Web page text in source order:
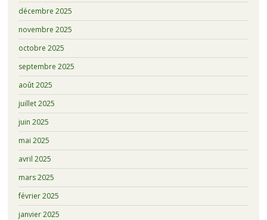
décembre 2025
novembre 2025
octobre 2025
septembre 2025
août 2025
juillet 2025
juin 2025
mai 2025
avril 2025
mars 2025
février 2025
janvier 2025